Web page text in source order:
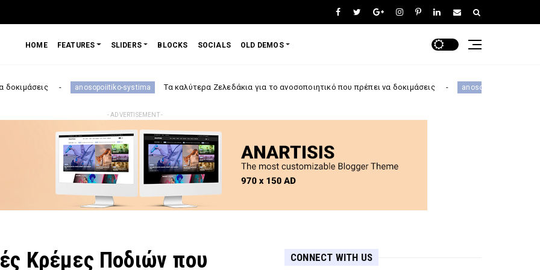
HOME FEATURES SLIDERS BLOCKS SOCIALS OLD DEMOS
anosopoiitiko-systima Τα καλύτερα Ζελεδάκια για το ανοσοποιητικό που πρέπει να δοκιμάσεις anosopoiitiko-systima
- ADVERTISEMENT -
Κρέμες Ποδιών που
CONNECT WITH US